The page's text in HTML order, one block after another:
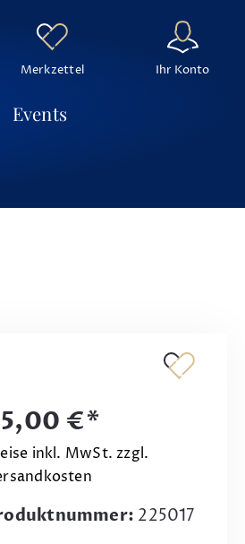
Events
Merkzettel Ihr Konto
€*
inkl. MwSt. zzgl.
225017